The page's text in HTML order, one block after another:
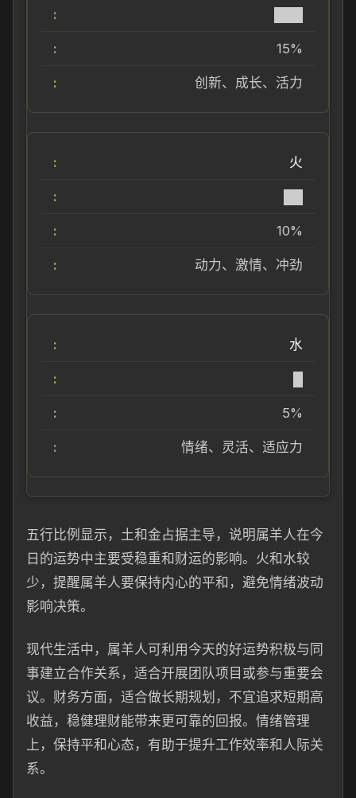
15%
创新、成长、活力
火
10%
动力、激情、冲劲
水
5%
情绪、灵活、适应力
五行比例显示，土和金占据主导，说明属羊人在今
日的运势中主要受稳重和财运的影响。火和水较
少，提醒属羊人要保持内心的平和，避免情绪波动
影响决策。
现代生活中，属羊人可利用今天的好运势积极与同
事建立合作关系，适合开展团队项目或参与重要会
议。财务方面，适合做长期规划，不宜追求短期高
收益，稳健理财能带来更可靠的回报。情绪管理
上，保持平和心态，有助于提升工作效率和人际关
系。